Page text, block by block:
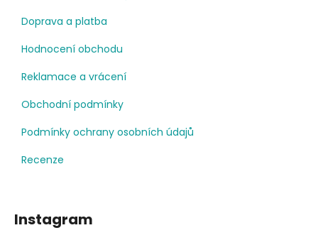
Doprava a platba
Hodnocení obchodu
Reklamace a vrácení
Obchodní podmínky
Podmínky ochrany osobních údajů
Recenze
Instagram